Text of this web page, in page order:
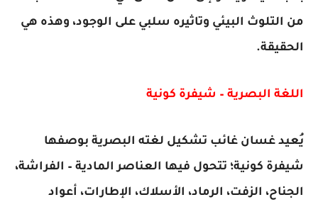
من التلوث البيئي وتاثيره سلبي على الوجود، وهذه هي
الحقيقة.
اللغة البصرية – شيفرة كونية
يُعيد غسان غائب تشكيل لغته البصرية بوصفها
شيفرة كونية؛ تتحول فيها العناصر المادية – الفراشة،
الجناح، الزفت، الرماد، الأسلاك، الإطارات، أعواد